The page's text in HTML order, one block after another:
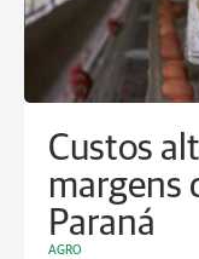
Custos
margens
Paraná
AGRO